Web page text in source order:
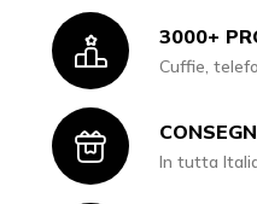
Icon3000+
Cuffie,
IconIn tutta